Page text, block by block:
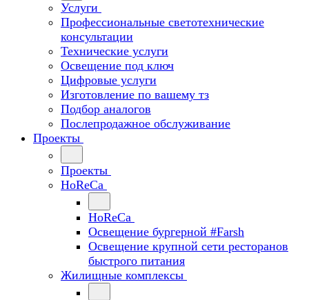
Услуги
Профессиональные светотехнические
консультации
Технические услуги
Освещение под ключ
Цифровые услуги
Изготовление по вашему тз
Подбор аналогов
Послепродажное обслуживание
Проекты
Проекты
HoReCa
HoReCa
Освещение бургерной #Farsh
Освещение крупной сети ресторанов
быстрого питания
Жилищные комплексы